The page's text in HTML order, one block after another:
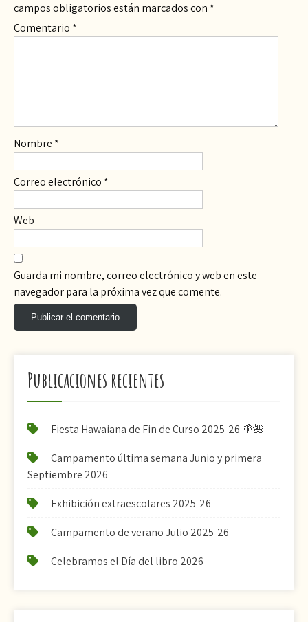
campos obligatorios están marcados con *
Comentario *
Nombre *
Correo electrónico *
Web
Guarda mi nombre, correo electrónico y web en este
navegador para la próxima vez que comente.
Publicaciones recientes
Fiesta Hawaiana de Fin de Curso 2025-26 🌴🌺
Campamento última semana Junio y primera
Septiembre 2026
Exhibición extraescolares 2025-26
Campamento de verano Julio 2025-26
Celebramos el Día del libro 2026